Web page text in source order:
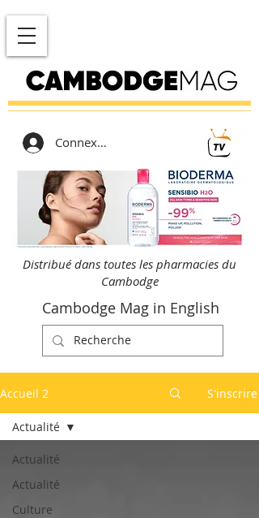
Connexion
Distribué dans toutes les pharmacies du
Cambodge
Cambodge Mag in English
Accueil 2 S'inscrire
Actualité
Actualité
Culture
Actualité